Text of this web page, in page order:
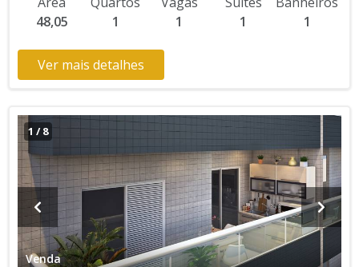
Academia, Churrasqueira Aceita Financiamento Direto com a
Construtora Lançamento, Em Obras Entrada de R$ 46.250,00
de R$ 8.695,00 R$ 46.250,00 Entrega das Chaves R$
370.000,00 valor Total * Os valores e disponibilidade podem
48,05
1
1
1
1
Ver mais detalhes
1 /8
Venda